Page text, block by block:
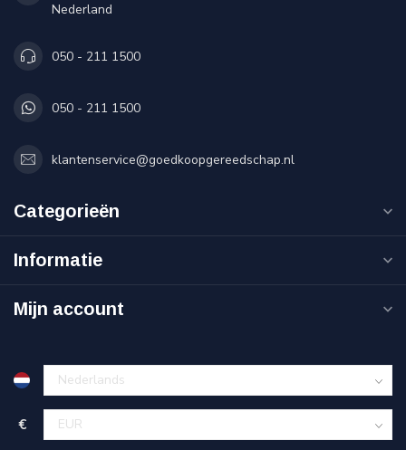
Nederland
050 - 211 1500
050 - 211 1500
klantenservice@goedkoopgereedschap.nl
Categorieën
Informatie
Mijn account
€